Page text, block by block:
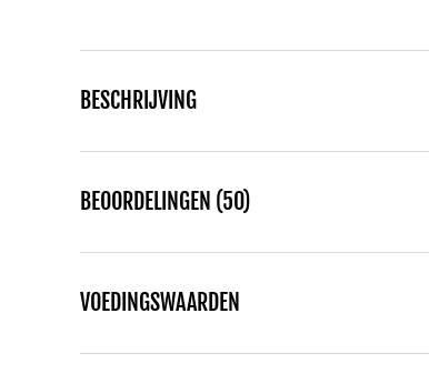
BESCHRIJVING
BEOORDELINGEN (50)
VOEDINGSWAARDEN